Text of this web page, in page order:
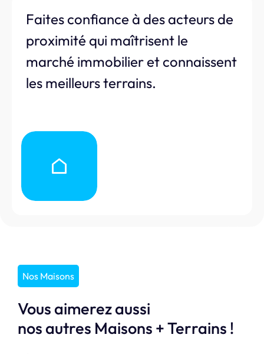
Faites confiance à des acteurs de
proximité qui maîtrisent le
marché immobilier et connaissent
les meilleurs terrains.
Nos Maisons
Vous aimerez aussi
nos autres Maisons + Terrains !